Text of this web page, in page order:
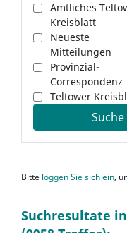
Amtliches
Kreisblatt
Neueste
Mitteilungen
Provinzial-
Correspondenz
Teltower
Bitte loggen Sie sich ein,
Suchresultate